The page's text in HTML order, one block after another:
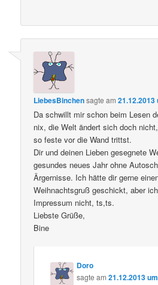
LiebesBinchensagte am21.12.2013
Da schwillt mir schon beim Lesen
nix, die Welt ändert sich doch
so feste vor die Wand trittst.
Dir und deinen Lieben gesegnete
gesundes neues Jahr ohne
Ärgernisse. Ich hätte dir gerne
Weihnachtsgruß geschickt, aber
Impressum nicht, ts,ts.
Liebste Grüße,
Bine
Doro
sagte am21.12.2013